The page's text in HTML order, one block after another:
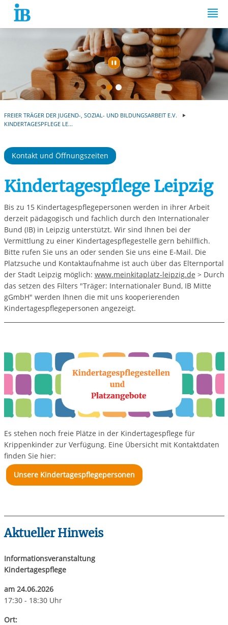
Springe zum Inhalt
Automatische
FREIER TRÄGER DER JUGEND-, SOZIAL- UND BILDUNGSARBEIT E.V.
KINDERTAGESPFLEGE LE...
Kontakt und Öffnungszeiten
Kindertagespflege Leipzig
Bis zu 15 Kindertagespflegepersonen werden in ihrer Arbeit
derzeit pädagogisch und fachlich durch den Internationaler
Bund (IB) in Leipzig unterstützt. Wir sind Ihnen bei der
Vermittlung zu einer Kindertagespflegestelle gern behilflich.
Bitte rufen Sie uns an oder senden Sie uns eine E-Mail. Die
Platzsuche und Kontaktaufnahme ist auch über das Elternportal
der Stadt Leipzig möglich: www.meinkitaplatz-leipzig.de > Durch
das setzen des Filters "Träger: Internationaler Bund, IB Mitte
gGmbH" werden Ihnen die mit uns kooperierenden
Kindertagespflegepersonen angezeigt.
Es stehen noch freie Plätze in der Kindertagespflege für
Krippenkinder zur Verfügung. Eine Übersicht mit Kontaktdaten
finden Sie hier:
Unsere Kindertagespflegepersonen
Aktueller Hinweis
Informationsveranstaltung
Kindertagespflege
am 24.06.2026
17:30 - 18:30 Uhr
Ort: